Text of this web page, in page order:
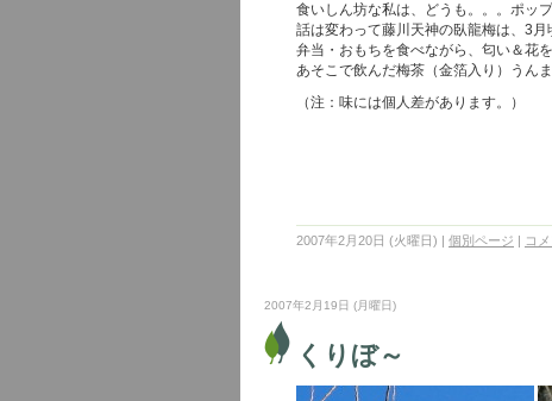
食いしん坊な私は、どうも。。。ポッ
話は変わって藤川天神の臥龍梅は、3
弁当・おもちを食べながら、匂い＆花
あそこで飲んだ梅茶（金箔入り）うん
（注：味には個人差があります。）
2007年2月20日 (火曜日) | 個別ページ | コ
2007年2月19日 (月曜日)
くりぼ～